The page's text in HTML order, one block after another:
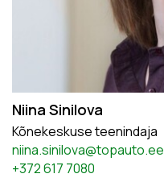
Niina Sinilova
Kõnekeskuse teenindaja
niina.sinilova@topauto.ee
+372 617 7080